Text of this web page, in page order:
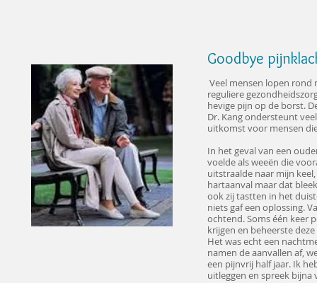
Goodbye
Veel mensen lopen
reguliere
hevige pijn op de borst.
Dr. Kang ondersteunt
uitkomst voor mensen
In het geval van een
voelde als weeën die
uitstraalde naar mijn
hartaanval maar dat
ook zij tastten in het
niets gaf een oplossing.
ochtend. Soms één keer
krijgen en beheerste
Het was echt een
namen de aanvallen af,
een pijnvrij half jaar. Ik
uitleggen en spreek bijna